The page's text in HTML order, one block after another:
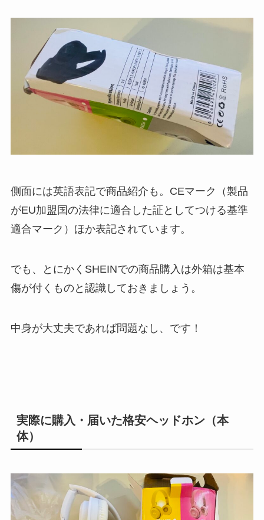
側面には英語表記で商品紹介も。CEマーク（ 製品
がEU加盟国の法律に適合した証としてつける基準
適合マーク）ほか表記されています。
でも、とにかくSHEINでの商品購入は外箱は基本
傷が付くものと認識しておきましょう。
中身が大丈夫であれば問題なし、です！
実際に購入・届いた格安ヘッドホン（本
体）